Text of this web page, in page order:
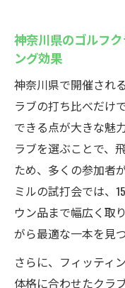
神奈川県のゴルフ
ング効果
神奈川県で開催され
ラブの打ち比べだけ
できる点が大きな魅
ラブを選ぶことで、
ため、多くの参加者
ミルの試打会では、
ウン品まで幅広く取
がら最適な一本を見
さらに、フィッティ
体格に合わせたクラ